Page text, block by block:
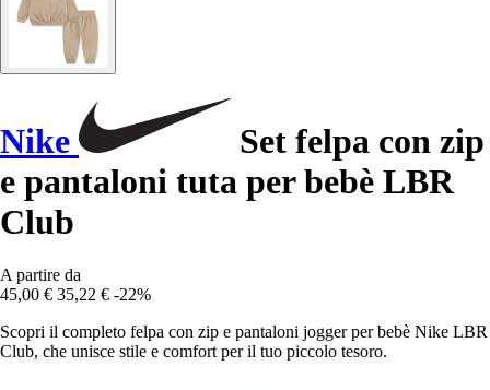
Nike
Set felpa con zip
e pantaloni tuta per bebè LBR
Club
A partire da
45,00 € 35,22 € -22%
Scopri il completo felpa con zip e pantaloni jogger per bebè Nike LBR
Club, che unisce stile e comfort per il tuo piccolo tesoro.